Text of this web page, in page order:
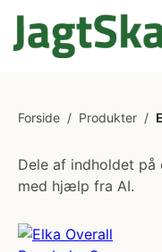
Forside / Produkter /
Dele af indholdet
med hjælp fra AI.